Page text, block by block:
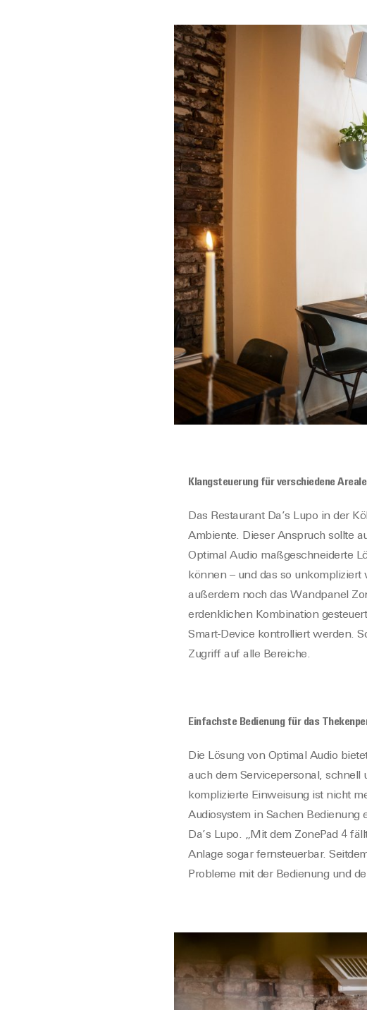
Klangsteuerung für verschiedene Areale
Das Restaurant Da’s Lupo in der
Ambiente. Dieser Anspruch sollte
Optimal Audio maßgeschneiderte
können – und das so
außerdem noch das Wandpanel
erdenklichen Kombination
Smart-Device kontrolliert werden.
Zugriff auf alle Bereiche.
Einfachste Bedienung für das
Die Lösung von Optimal Audio
auch dem Servicepersonal, schnell
komplizierte Einweisung ist nicht
Audiosystem in Sachen Bedienung
Da’s Lupo. „Mit dem ZonePad 4
Anlage sogar fernsteuerbar.
Probleme mit der Bedienung und